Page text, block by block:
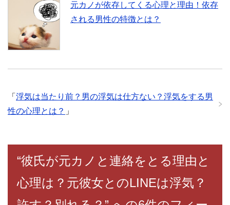
元カノが依存してくる心理と理由！依存
される男性の特徴とは？
「 浮気は当たり前？男の浮気は仕方ない？浮気をする男
性の心理とは？ 」
“彼氏が元カノと連絡をとる理由と
心理は？元彼女とのLINEは浮気？